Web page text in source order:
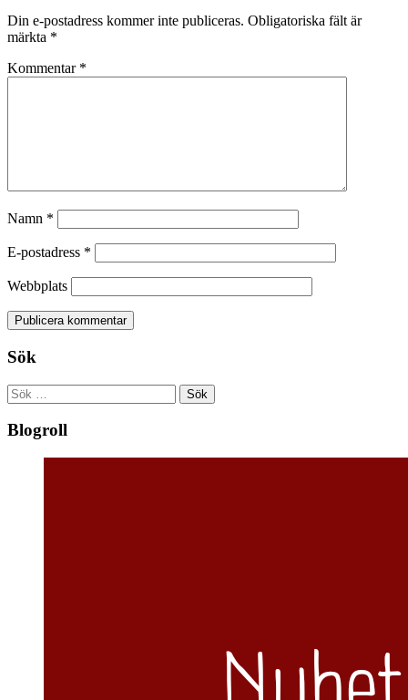
Din e-postadress kommer inte publiceras. Obligatoriska fält är
märkta *
Kommentar *
Namn *
E-postadress *
Webbplats
Sök
Sök
efter:
Blogroll